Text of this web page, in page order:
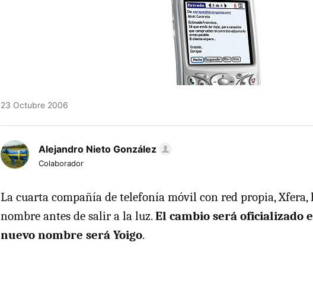
23 Octubre 2006
Alejandro Nieto González
Colaborador
La cuarta compañía de telefonía móvil con red propia,
nombre antes de salir a la luz.El cambio será oficializado
nuevo nombre será Yoigo.